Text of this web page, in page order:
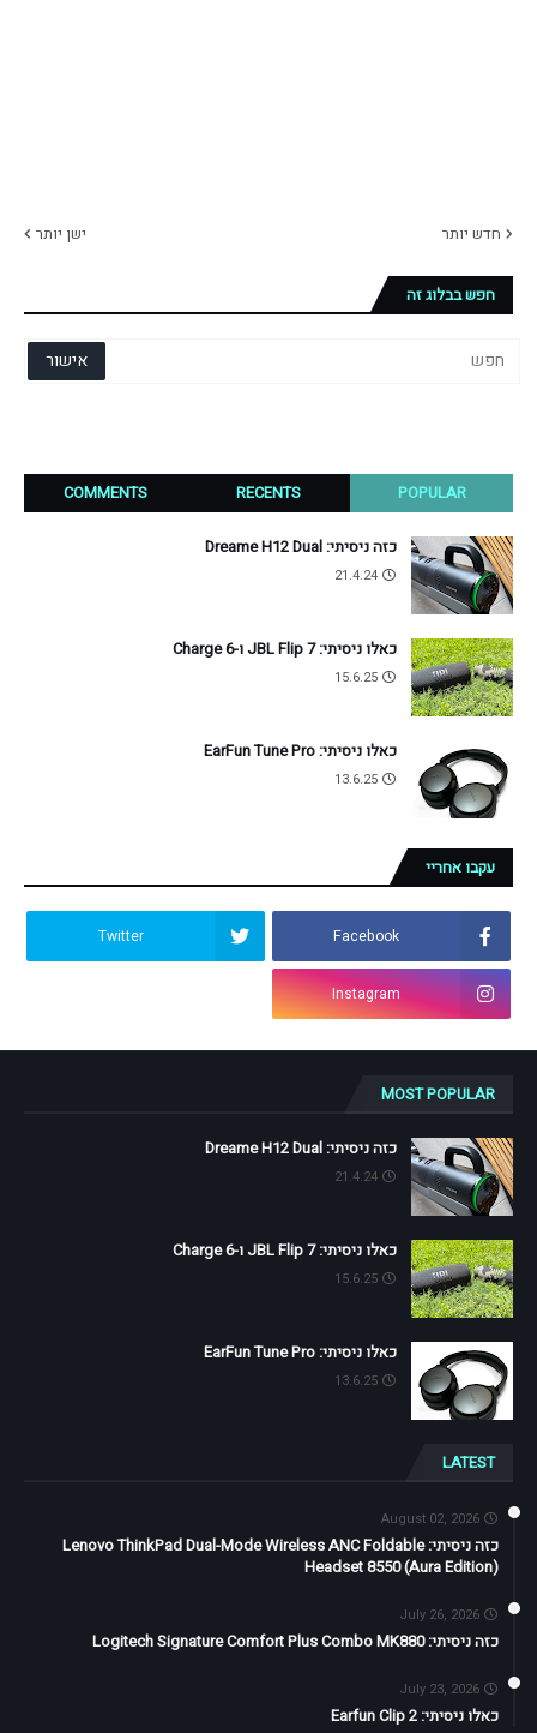
חדש יותר ישן יותר
חפש בבלוג זה
POPULAR
RECENTS
COMMENTS
כזה ניסיתי: Dreame H12 Dual
21.4.24
כאלו ניסיתי: JBL Flip 7 ו-Charge 6
15.6.25
כאלו ניסיתי: EarFun Tune Pro
13.6.25
עקבו אחריי
Facebook
Twitter
Instagram
MOST POPULAR
כזה ניסיתי: Dreame H12 Dual
21.4.24
כאלו ניסיתי: JBL Flip 7 ו-Charge 6
15.6.25
כאלו ניסיתי: EarFun Tune Pro
13.6.25
LATEST
August 02, 2026
כזה ניסיתי: Lenovo ThinkPad Dual-Mode Wireless ANC Foldable
Headset 8550 (Aura Edition)
July 26, 2026
כזה ניסיתי: Logitech Signature Comfort Plus Combo MK880
July 23, 2026
כאלו ניסיתי: Earfun Clip 2